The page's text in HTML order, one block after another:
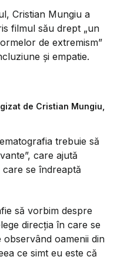
Cristian Mungiu a
filmul său drept „un
de extremism”
și empatie.
de Cristian Mungiu,
trebuie să
care ajută
se îndreaptă
să vorbim despre
direcția în care se
oamenii din
ce simt eu este că